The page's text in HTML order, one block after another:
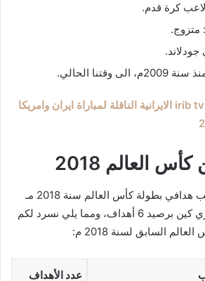
كرة قدم.
متزوج.
الحالي.
تردد قناة irib tv3 الايرانية الناقلة لمباراة ايران وامريكا
العالم 2018
حيث سجلت قائمة ترتيب هدافي بطولة كأس العالم سنة 2018 مـ
المحترف الإنجليزي هاري كين برصيد 6 أهداف، ومما يلي نسرد لكم
السابق لسنة 2018 م:
عدد الأهداف